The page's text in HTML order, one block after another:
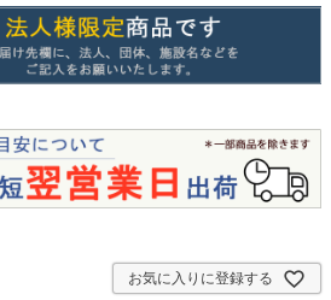
お気に入りに登録する